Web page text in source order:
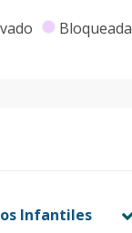
Bloqueada
Infantiles